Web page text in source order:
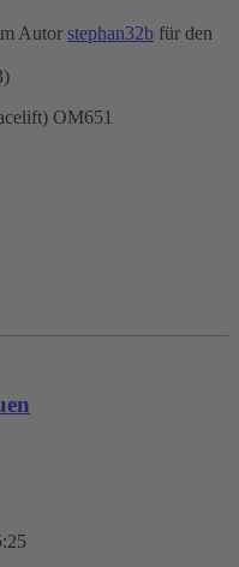
Autor stephan32b für den
OM651